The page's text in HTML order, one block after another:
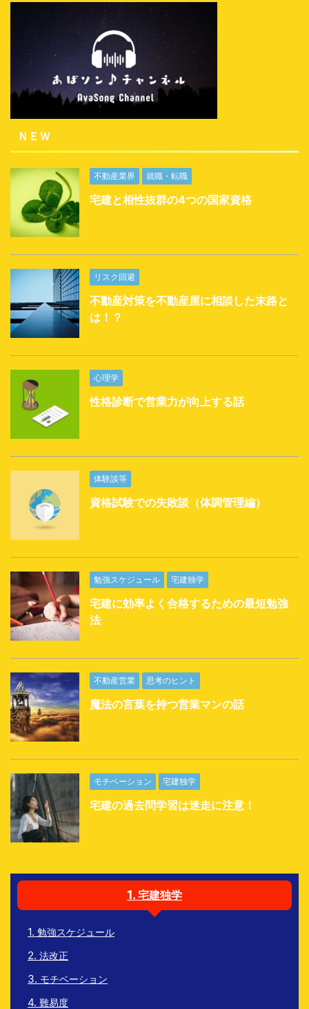
ＮＥＷ
不動産業界 就職・転職
宅建と相性抜群の4つの国家資格
リスク回避
不動産対策を不動産屋に相談した末路と
は！？
心理学
性格診断で営業力が向上する話
体験談等
資格試験での失敗談（体調管理編）
勉強スケジュール 宅建独学
宅建に効率よく合格するための最短勉強
法
不動産営業 思考のヒント
魔法の言葉を持つ営業マンの話
モチベーション 宅建独学
宅建の過去問学習は迷走に注意！
宅建独学
勉強スケジュール
法改正
モチベーション
難易度